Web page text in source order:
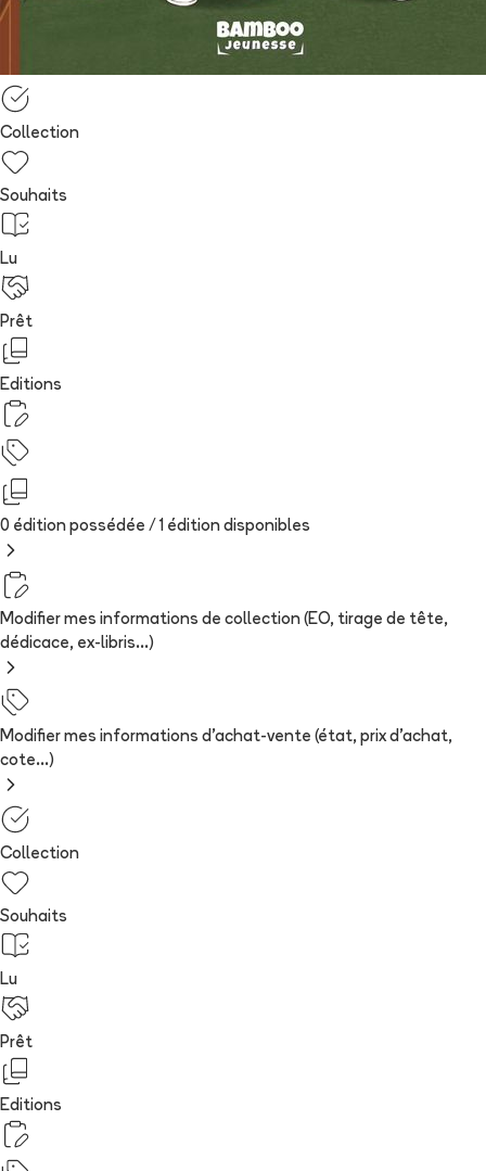
Collection
Souhaits
Lu
Prêt
Editions
0 édition possédée / 1 édition disponibles
Modifier mes informations de collection (EO, tirage de tête,
dédicace, ex-libris...)
Modifier mes informations d'achat-vente (état, prix d'achat,
cote...)
Collection
Souhaits
Lu
Prêt
Editions